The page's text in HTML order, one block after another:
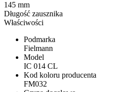
Właściwości
Podmarka
Fielmann
Model
IC 014 CL
Kod koloru producenta
FM032
145 mm
Długość zausznika